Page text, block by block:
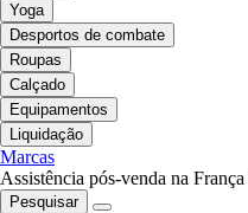
Yoga
Desportos de combate
Roupas
Calçado
Equipamentos
Liquidação
Marcas
Assistência pós-venda na França
Pesquisar